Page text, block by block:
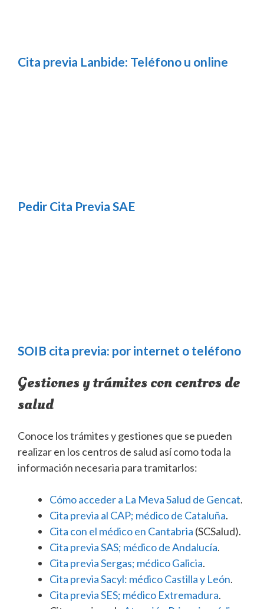
Cita previa Lanbide: Teléfono u online
Pedir Cita Previa SAE
SOIB cita previa: por internet o teléfono
Gestiones y trámites con centros de
salud
Conoce los trámites y gestiones que se pueden
realizar en los centros de salud así como toda la
información necesaria para tramitarlos:
Cómo acceder a La Meva Salud de Gencat.
Cita previa al CAP; médico de Cataluña.
Cita con el médico en Cantabria (SCSalud).
Cita previa SAS; médico de Andalucía.
Cita previa Sergas; médico Galicia.
Cita previa Sacyl: médico Castilla y León.
Cita previa SES; médico Extremadura.